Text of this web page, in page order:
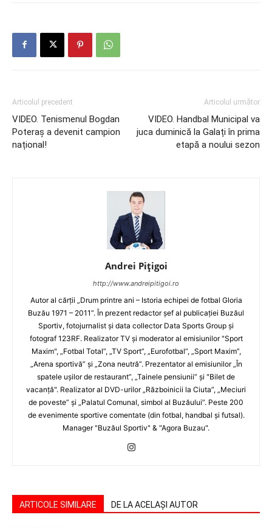
Articolul precedent
VIDEO. Tenismenul Bogdan
Poteraș a devenit campion
național!
Articolul următor
VIDEO. Handbal Municipal va
juca duminică la Galați în prima
etapă a noului sezon
Andrei Pițigoi
http://www.andreipitigoi.ro
Autor al cărţii „Drum printre ani – Istoria echipei de fotbal Gloria
Buzău 1971 – 2011”. În prezent redactor şef al publicaţiei Buzăul
Sportiv, fotojurnalist şi data collector Data Sports Group şi
fotograf 123RF. Realizator TV şi moderator al emisiunilor "Sport
Maxim", „Fotbal Total”, „TV Sport”, „Eurofotbal”, „Sport Maxim”,
„Arena sportivă” şi „Zona neutră”. Prezentator al emisiunilor „În
spatele uşilor de restaurant”, „Tainele pensiunii” şi "Bilet de
vacanţă". Realizator al DVD-urilor „Războinicii la Ciuta”, „Meciuri
de poveste” şi „Palatul Comunal, simbol al Buzăului”. Peste 200
de evenimente sportive comentate (din fotbal, handbal şi futsal).
Manager "Buzăul Sportiv" & "Agora Buzau".
ARTICOLE SIMILARE DE LA ACELAȘI AUTOR